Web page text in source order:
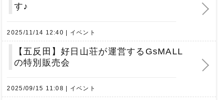
す♪
2025/11/14 12:40 イベント
【五反田】好日山荘が運営するGsMALL
の特別販売会
2025/09/15 11:08 イベント